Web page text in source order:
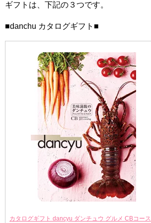
ギフトは、下記の３つです。
■danchu カタログギフト■
カタログギフト dancyu ダンチュウ グルメ CBコース